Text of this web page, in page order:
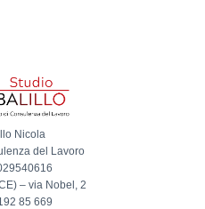
Nicola
del Lavoro
– via Nobel, 2
85 669